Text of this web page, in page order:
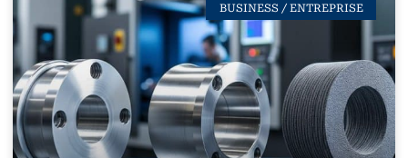
BUSINESS / ENTREPRISE